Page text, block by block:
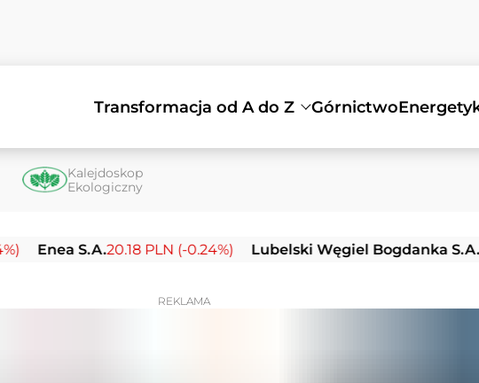
Transformacja od A do Z Górnictwo
Kalejdoskop
Ekologiczny
S.A.20.18 PLN (-0.24%) Lubelski Węgiel Bogdanka S.A.21.50
REKLAMA